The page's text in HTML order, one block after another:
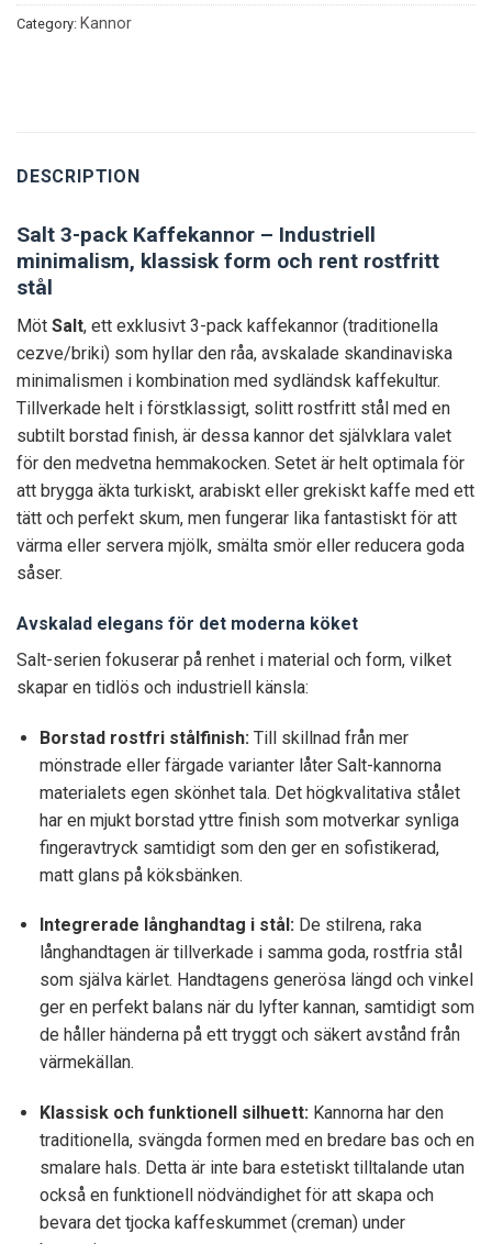
Category: Kannor
DESCRIPTION
Salt 3-pack Kaffekannor – Industriell
minimalism, klassisk form och rent rostfritt
stål
Möt Salt, ett exklusivt 3-pack kaffekannor (traditionella
cezve/briki) som hyllar den råa, avskalade skandinaviska
minimalismen i kombination med sydländsk kaffekultur.
Tillverkade helt i förstklassigt, solitt rostfritt stål med en
subtilt borstad finish, är dessa kannor det självklara valet
för den medvetna hemmakocken. Setet är helt optimala för
att brygga äkta turkiskt, arabiskt eller grekiskt kaffe med ett
tätt och perfekt skum, men fungerar lika fantastiskt för att
värma eller servera mjölk, smälta smör eller reducera goda
såser.
Avskalad elegans för det moderna köket
Salt-serien fokuserar på renhet i material och form, vilket
skapar en tidlös och industriell känsla:
Borstad rostfri stålfinish: Till skillnad från mer
mönstrade eller färgade varianter låter Salt-kannorna
materialets egen skönhet tala. Det högkvalitativa stålet
har en mjukt borstad yttre finish som motverkar synliga
fingeravtryck samtidigt som den ger en sofistikerad,
matt glans på köksbänken.
Integrerade långhandtag i stål:De stilrena, raka
långhandtagen är tillverkade i samma goda, rostfria stål
som själva kärlet. Handtagens generösa längd och vinkel
ger en perfekt balans när du lyfter kannan, samtidigt som
de håller händerna på ett tryggt och säkert avstånd från
värmekällan.
Klassisk och funktionell silhuett:Kannorna har den
traditionella, svängda formen med en bredare bas och en
smalare hals. Detta är inte bara estetiskt tilltalande utan
också en funktionell nödvändighet för att skapa och
bevara det tjocka kaffeskummet (creman) under